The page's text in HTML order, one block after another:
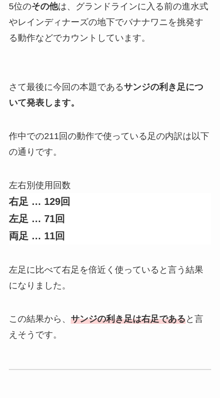
5位のその他は、グランドラインに入る前の進水式
やレインディナーズの地下でバナナワニを挑発す
る動作などでカウントしています。
さて最後に今回の本題であるサンジの利き足につ
いて発表します。
作中での211回の動作で使っている足の内訳は以下
の通りです。
左右別使用回数
右足 … 129回
左足 … 71回
両足 … 11回
左足に比べて右足を倍近く使っていると言う結果
になりました。
この結果から、 サンジの利き足は右足であると言
えそうです。